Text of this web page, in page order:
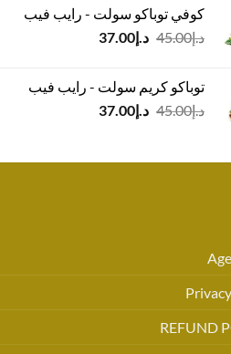
د.إ45.00.
د.إ37.00.
كوفي توباكو سولت - رايب فيب
د.إ45.00 السعر
د.إ45.00.
د.إ37.00السعر
د.إ37.00.
توباكو كريم سولت - رايب فيب
د.إ45.00 السعر
د.إ45.00.
د.إ37.00السعر
د.إ37.00.
REFUND